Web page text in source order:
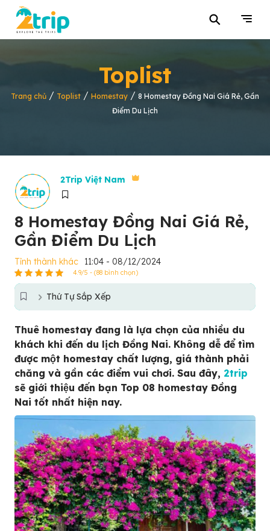
⚲
Toplist
Trang chủ / Toplist / Homestay / 8 Homestay Đồng Nai Giá Rẻ, Gần
Điểm Du Lịch
2Trip Việt Nam
8 Homestay Đồng Nai Giá Rẻ,
Gần Điểm Du Lịch
Tỉnh thành khác 11:04 - 08/12/2024
4.9/5 - (88 bình chọn)
Thứ Tự Sắp Xếp
Thuê homestay đang là lựa chọn của nhiều du
khách khi đến du lịch Đồng Nai. Không dễ để tìm
được một homestay chất lượng, giá thành phải
chăng và gần các điểm vui chơi. Sau đây, 2trip
sẽ giới thiệu đến bạn Top 08 homestay Đồng
Nai tốt nhất hiện nay.